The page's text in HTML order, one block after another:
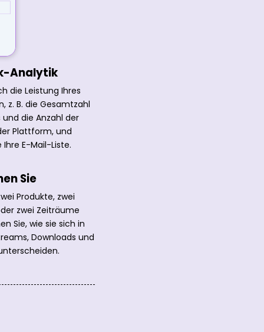
Analytik
die Leistung Ihres
z. B. die Gesamtzahl
und die Anzahl der
Plattform, und
Ihre E-Mail-Liste.
Sie
Produkte, zwei
zwei Zeiträume
Sie, wie sie sich in
Downloads und